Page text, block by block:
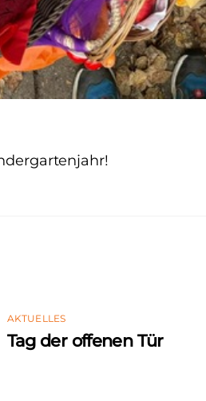
AKTUELLES
Tag der offenen Tür